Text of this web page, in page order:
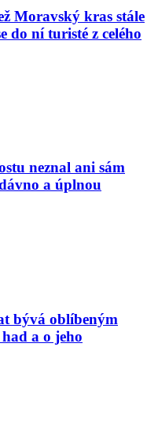
Moravský kras stále
do ní turisté z celého
neznal ani sám
a úplnou
bývá oblíbeným
a o jeho